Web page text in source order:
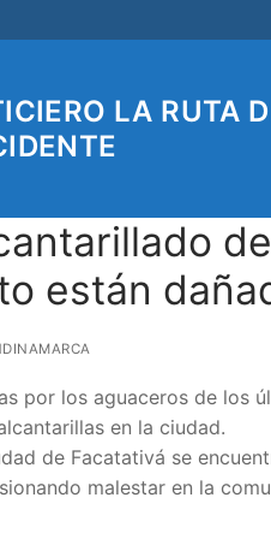
LA RUTA
están
por los aguaceros de los
en la ciudad.
de Facatativá se
malestar en la